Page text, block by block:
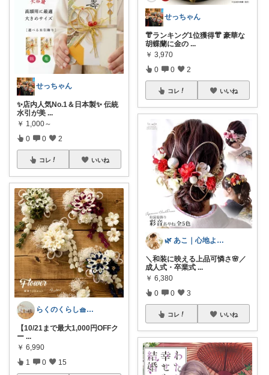
せっちゃん
✨店内人気No.1＆日本製✨ 伝統
水引が美 ...
￥ 1,000～
0 0 2
コレ いいね
らくのくらし🧺手しごとで暮らしを整える
【10/21まで最大1,000円OFFク
ー ...
￥ 6,990
1 0 15
せっちゃん
👘ランキング1位獲得👘 豪華な
胡蝶蘭に金の ...
￥ 3,970
0 0 2
コレ いいね
🌿 あこ｜心地よい暮らしの便利アイテム
＼和装に映える上品可憐さ🌸／
成人式・卒業式 ...
￥ 6,380
0 0 3
コレ いいね